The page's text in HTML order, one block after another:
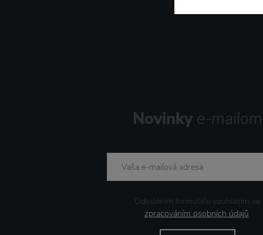
Novinky e-mailom
Odesláním formuláře souhlasím se
zpracováním osobních údajů.